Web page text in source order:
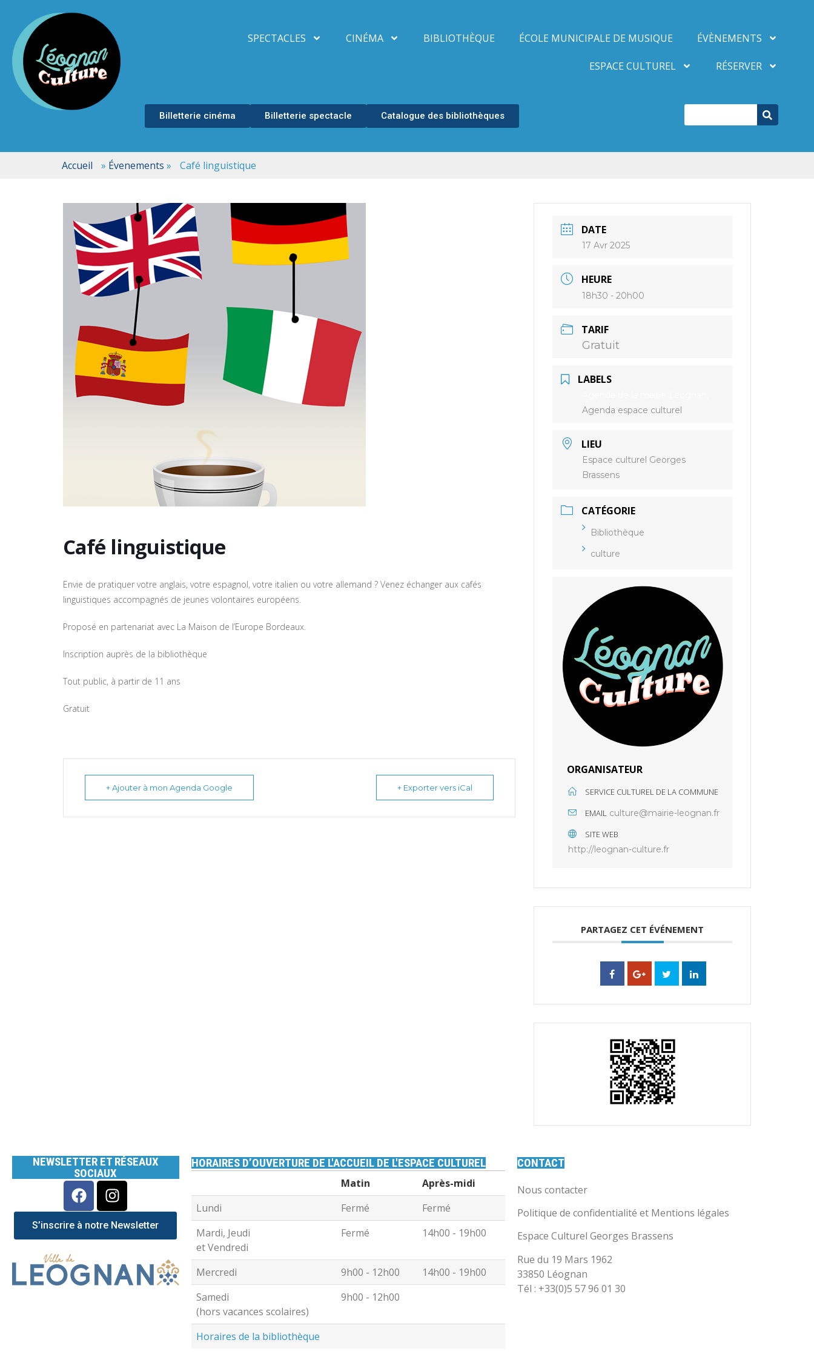
SPECTACLES CINÉMA BIBLIOTHÈQUE ÉCOLE MUNICIPALE DE MUSIQUE ÉVÈNEMENTS
ESPACE CULTUREL RÉSERVER
Billetterie cinéma Billetterie spectacle Catalogue des bibliothèques
Accueil » Évenements » Café linguistique
Café linguistique
Envie de pratiquer votre anglais, votre espagnol, votre italien ou votre allemand ? Venez échanger aux cafés
linguistiques accompagnés de jeunes volontaires européens.
Proposé en partenariat avec La Maison de l’Europe Bordeaux.
Inscription auprès de la bibliothèque
Tout public, à partir de 11 ans
Gratuit
+ Ajouter à mon Agenda Google + Exporter vers iCal
DATE
17 Avr 2025
HEURE
18h30 - 20h00
TARIF
Gratuit
LABELS
Agenda espace culturel
LIEU
Espace culturel Georges
Brassens
CATÉGORIE
Bibliothèque
culture
ORGANISATEUR
SERVICE CULTUREL DE LA COMMUNE
EMAIL culture@mairie-leognan.fr
SITE WEB
http://leognan-culture.fr
PARTAGEZ CET ÉVÉNEMENT
NEWSLETTER ET RÉSEAUX
SOCIAUX
S’inscrire à notre Newsletter
HORAIRES D’OUVERTURE DE L'ACCUEIL DE L'ESPACE CULTUREL
Matin
Après-midi
Lundi
Fermé
Fermé
Mardi, Jeudi
et Vendredi
Fermé 14h00 - 19h00
Mercredi 9h00 - 12h00
14h00 - 19h00
Samedi
(hors vacances scolaires)
9h00 - 12h00
Horaires de la bibliothèque
CONTACT
Nous contacter
Politique de confidentialité et Mentions légales
Espace Culturel Georges Brassens
Rue du 19 Mars 1962
33850 Léognan
Tél : +33(0)5 57 96 01 30